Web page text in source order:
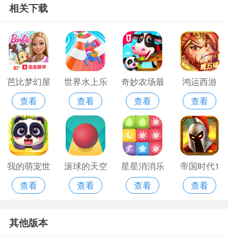
相关下载
芭比梦幻屋
最新版
查看
世界水上乐
园无限版
查看
奇妙农场最
老版
查看
鸿运西游
2021
查看
我的萌宠世
界官方版
查看
滚球的天空
破解版
查看
星星消消乐
免费版旧版
查看
帝国时代1
安卓单机版
查看
其他版本